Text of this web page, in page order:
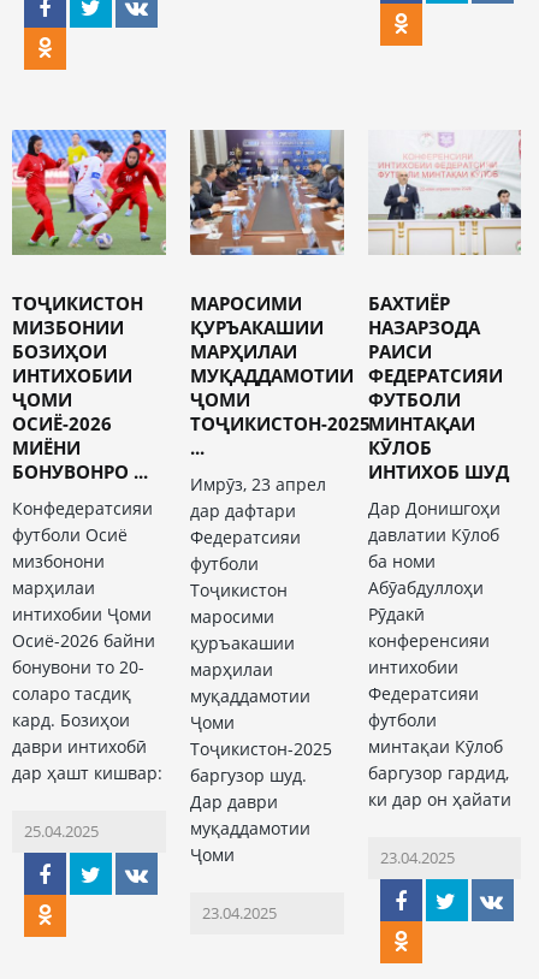
ТОҶИКИСТОН
МИЗБОНИИ
БОЗИҲОИ
ИНТИХОБИИ
ҶОМИ
ОСИЁ-2026
МИЁНИ
БОНУВОНРО ...
Конфедератсияи
футболи Осиё
мизбонони
марҳилаи
интихобии Ҷоми
Осиё-2026 байни
бонувони то 20-
соларо тасдиқ
кард. Бозиҳои
даври интихобӣ
дар ҳашт кишвар:
25.04.2025
МАРОСИМИ
ҚУРЪАКАШИИ
МАРҲИЛАИ
МУҚАДДАМОТИИ
ҶОМИ
ТОҶИКИСТОН-2025
...
Имрӯз, 23 апрел
дар дафтари
Федератсияи
футболи
Тоҷикистон
маросими
қуръакашии
марҳилаи
муқаддамотии
Ҷоми
Тоҷикистон-2025
баргузор шуд.
Дар даври
муқаддамотии
Ҷоми
23.04.2025
БАХТИЁР
НАЗАРЗОДА
РАИСИ
ФЕДЕРАТСИЯИ
ФУТБОЛИ
МИНТАҚАИ
КӮЛОБ
ИНТИХОБ ШУД
Дар Донишгоҳи
давлатии Кӯлоб
ба номи
Абӯабдуллоҳи
Рӯдакӣ
конференсияи
интихобии
Федератсияи
футболи
минтақаи Кӯлоб
баргузор гардид,
ки дар он ҳайати
23.04.2025